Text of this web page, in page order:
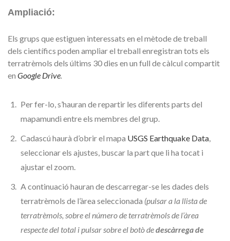
Ampliació:
Els grups que estiguen interessats en el mètode de treball
dels científics poden ampliar el treball enregistran tots els
terratrèmols dels últims 30 dies en un full de càlcul compartit
en Google Drive.
Per fer-lo, s’hauran de repartir les diferents parts del
mapamundi entre els membres del grup.
Cadascú haurà d’obrir el mapa USGS Earthquake Data,
seleccionar els ajustes, buscar la part que li ha tocat i
ajustar el zoom.
A continuació hauran de descarregar-se les dades dels
terratrèmols de l’àrea seleccionada (pulsar a la llista de
terratrèmols, sobre el número de terratrèmols de l’àrea
respecte del total i pulsar sobre el botò dedescàrrega de